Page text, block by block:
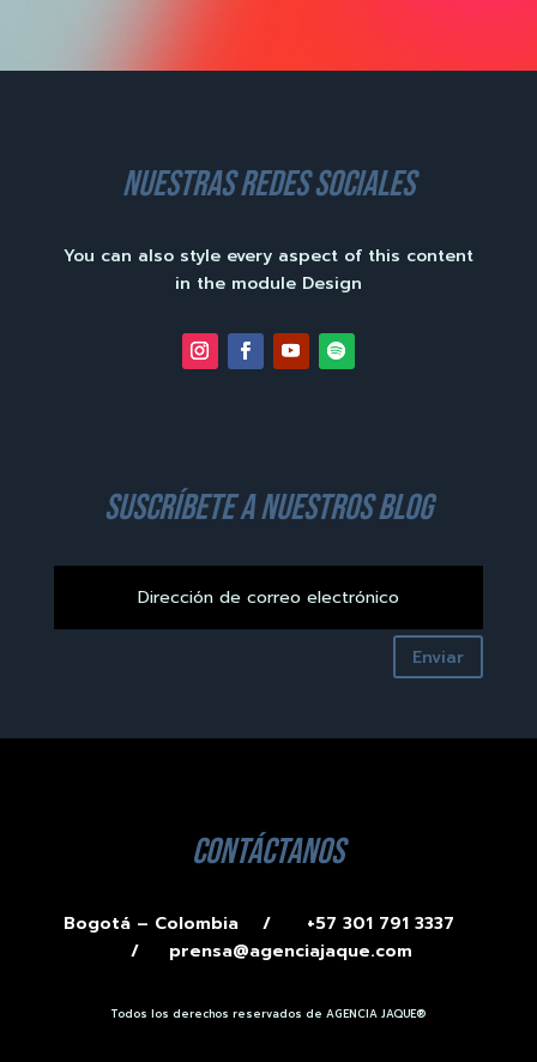
nuestras redes sociales
You can also style every aspect of this content
in the module Design
suscríbete a nuestros blog
Enviar
contáctanos
Bogotá – Colombia /
+57 301 791 3337
/ prensa@agenciajaque.com
Todos los derechos reservados de AGENCIA JAQUE®